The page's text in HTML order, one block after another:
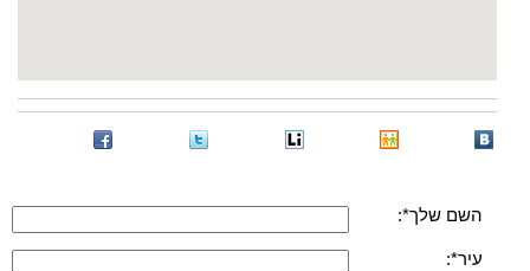
השם שלך*:
עיר*: